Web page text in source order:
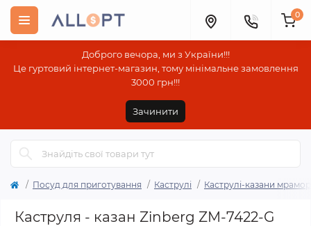
Доброго вечора, ми з України!!!
Це гуртовий інтернет-магазин, тому мінімальне замовлення
3000 грн!!!
Зачинити
0
Посуд для приготування Каструлі Каструлі-казани
Каструля - казан Zinberg ZM-7422-G